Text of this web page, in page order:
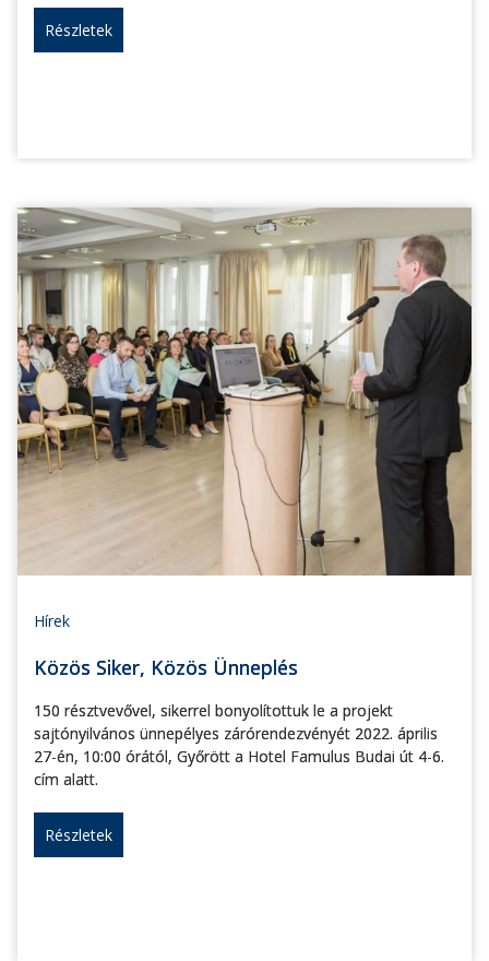
Részletek
Hírek
Közös Siker, Közös Ünneplés
150 résztvevővel, sikerrel bonyolítottuk le a projekt
sajtónyilvános ünnepélyes zárórendezvényét 2022. április
27-én, 10:00 órától, Győrött a Hotel Famulus Budai út 4-6.
cím alatt.
Részletek